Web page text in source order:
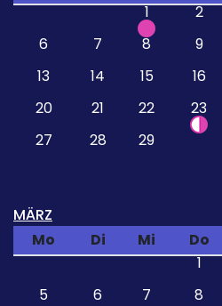
1
2
6
7 8 9
13
14 15 16
20
21 22 23
27
28 29
MÄRZ
Mo
Di Mi Do
1
5
6 7 8